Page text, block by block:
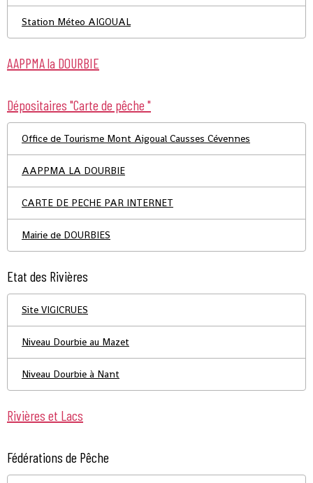
Station Méteo AIGOUAL
AAPPMA la DOURBIE
Dépositaires "Carte de pêche "
Office de Tourisme Mont Aigoual Causses Cévennes
AAPPMA LA DOURBIE
CARTE DE PECHE PAR INTERNET
Mairie de DOURBIES
Etat des Rivières
Site VIGICRUES
Niveau Dourbie au Mazet
Niveau Dourbie à Nant
Rivières et Lacs
Fédérations de Pêche